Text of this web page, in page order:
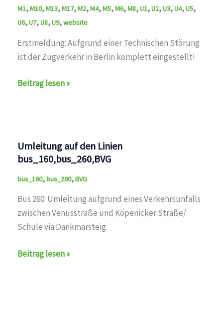
M1,M10,M13,M17,M2,M4,M5,M6,M8,U1,U2,U3,U4,U5,
U6,U7,U8,U9,website
Erstmeldung: Aufgrund einer Technischen Störung
ist der Zugverkehr in Berlin komplett eingestellt!
auf
Beitrag lesen »
Umleitung auf den Linien
bus_160,bus_260,BVG
bus_160,bus_260,BVG
Bus 260: Umleitung aufgrund eines Verkehrsunfalls
zwischen Venusstraße und Köpenicker Straße/
Schule via Dankmarsteig.
Umleitung
Beitrag lesen »